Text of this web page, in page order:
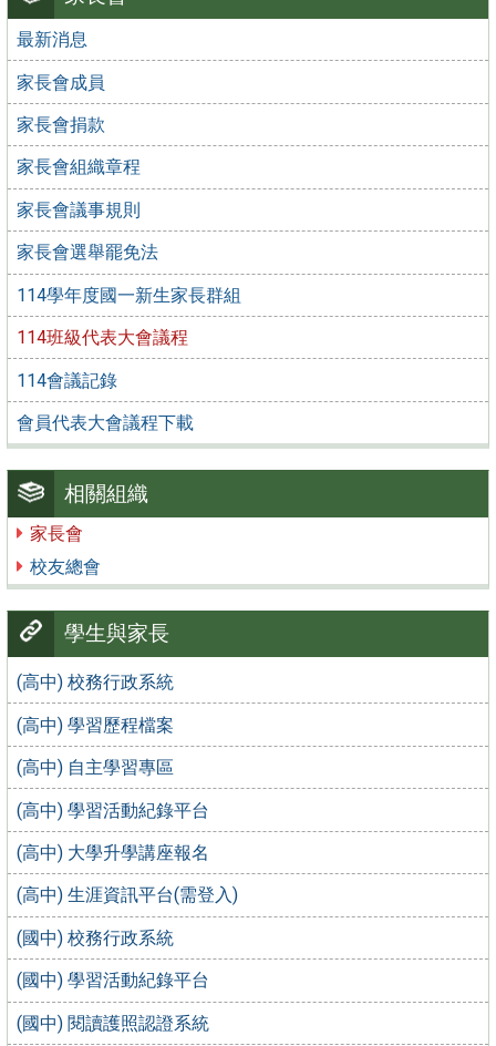
最新消息
家長會成員
家長會捐款
家長會組織章程
家長會議事規則
家長會選舉罷免法
114學年度國一新生家長群組
114班級代表大會議程
114會議記錄
會員代表大會議程下載
相關組織
家長會
校友總會
學生與家長
(高中) 校務行政系統
(高中) 學習歷程檔案
(高中) 自主學習專區
(高中) 學習活動紀錄平台
(高中) 大學升學講座報名
(高中) 生涯資訊平台(需登入)
(國中) 校務行政系統
(國中) 學習活動紀錄平台
(國中) 閱讀護照認證系統